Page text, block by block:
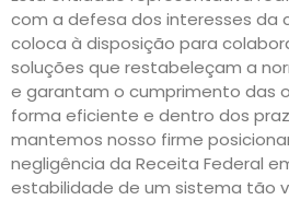
com a defesa dos interesses da
coloca à disposição para
soluções que restabeleçam a
e garantam o cumprimento das
forma eficiente e dentro dos
mantemos nosso firme
negligência da Receita Federal
estabilidade de um sistema tão